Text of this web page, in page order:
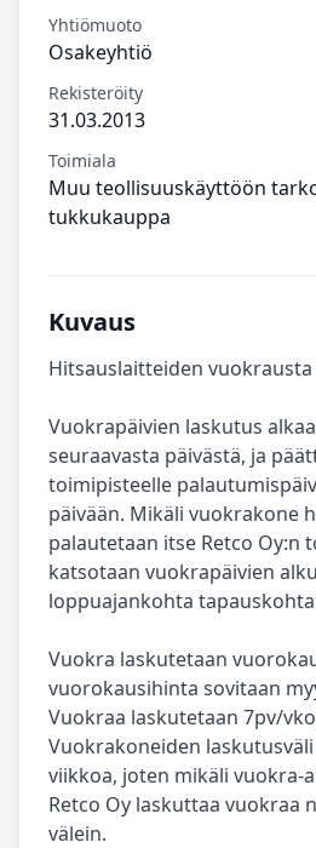
Yhtiömuoto
Osakeyhtiö
Rekisteröity
31.03.2013
Toimiala
Muu teollisuuskäyttöön
tukkukauppa
Kuvaus
Hitsauslaitteiden
Vuokrapäivien laskutus
seuraavasta päivästä, ja
toimipisteelle
päivään. Mikäli vuokrakone
palautetaan itse Retco Oy:n
katsotaan vuokrapäivien
loppuajankohta
Vuokra laskutetaan
vuorokausihinta sovitaan
Vuokraa laskutetaan 7pv/
Vuokrakoneiden
viikkoa, joten mikäli vuokra-
Retco Oy laskuttaa vuokraa
välein.